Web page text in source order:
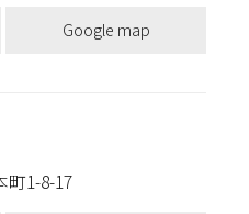
Google map
町1-8-17